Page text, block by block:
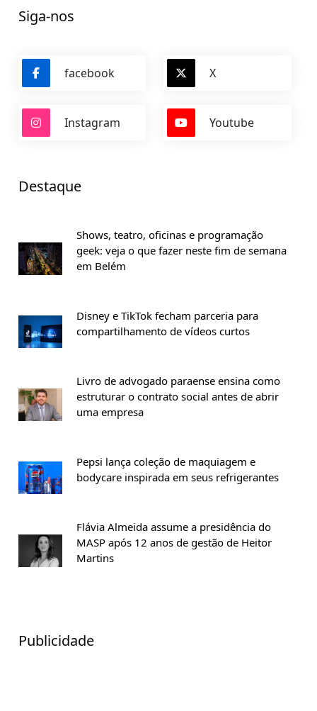
Siga-nos
facebook X
Instagram Youtube
Destaque
Shows, teatro, oficinas e programação
geek: veja o que fazer neste fim de semana
em Belém
Disney e TikTok fecham parceria para
compartilhamento de vídeos curtos
Livro de advogado paraense ensina como
estruturar o contrato social antes de abrir
uma empresa
Pepsi lança coleção de maquiagem e
bodycare inspirada em seus refrigerantes
Flávia Almeida assume a presidência do
MASP após 12 anos de gestão de Heitor
Martins
Publicidade